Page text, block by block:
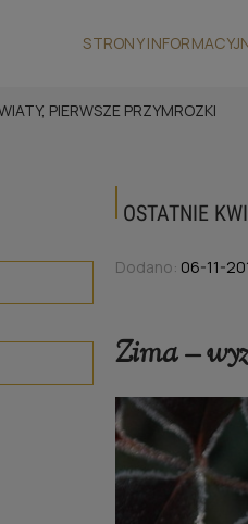
STRONY
PIERWSZE PRZYMROZKI
OSTATNIE
Dodano: 06-11-
Zima –